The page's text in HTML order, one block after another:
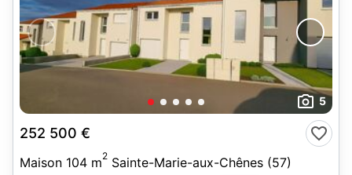
5
252 500 €
Maison 104 m2 Sainte-Marie-aux-Chênes (57)